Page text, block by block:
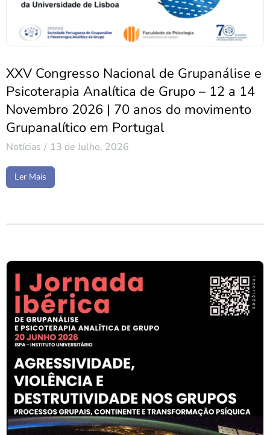
XXV Congresso Nacional de Grupanálise e
Psicoterapia Analítica de Grupo – 12 a 14
Novembro 2026 | 70 anos do movimento
Grupanalítico em Portugal
Notícias 13 de Julho, 2026
Ler Mais